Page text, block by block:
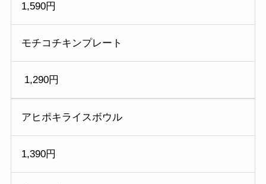
1,590円
モチコチキンプレート
1,290円
アヒポキライスボウル
1,390円